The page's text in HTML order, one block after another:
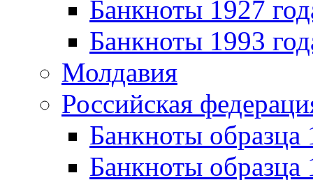
Банкноты 1927
Банкноты 1993
Молдавия
Российская
Банкноты образца
Банкноты образца